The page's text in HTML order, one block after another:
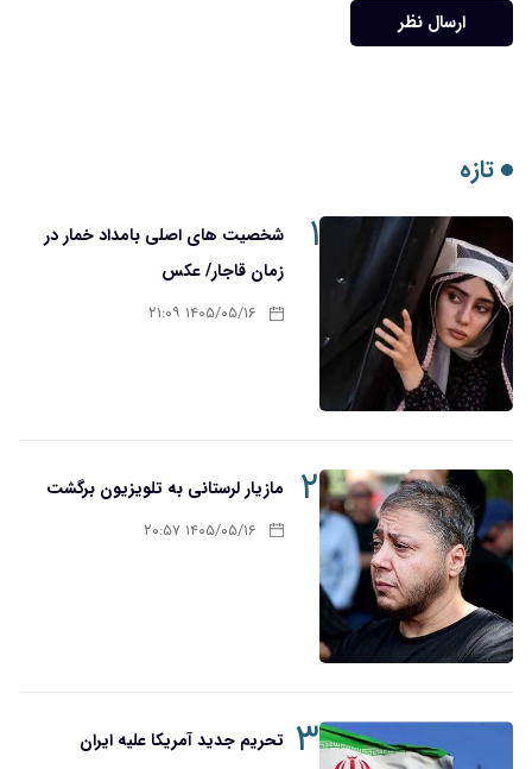
۱
شخصیت های اصلی بامداد خمار در
زمان قاجار/ عکس
۱۴۰۵/۰۵/۱۶ ۲۱:۰۹
۲ مازیار لرستانی به تلویزیون برگشت
۱۴۰۵/۰۵/۱۶ ۲۰:۵۷
۳
تحریم‌ جدید آمریکا علیه ایران